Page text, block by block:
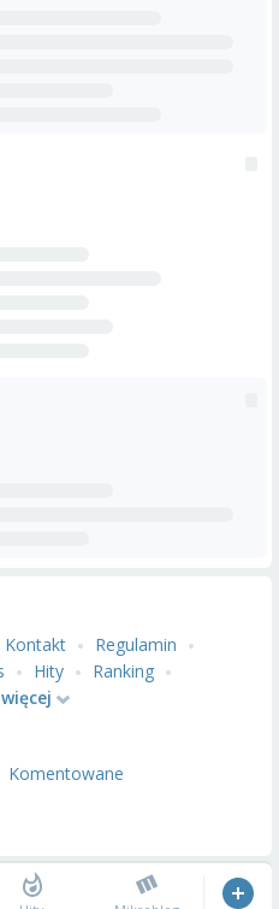
Kontakt
Regulamin
Hity
Ranking
więcej
Komentowane